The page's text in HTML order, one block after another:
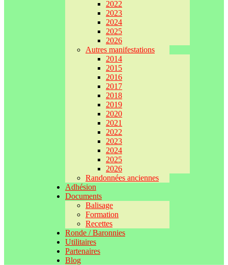
2022
2023
2024
2025
2026
Autres manifestations
2014
2015
2016
2017
2018
2019
2020
2021
2022
2023
2024
2025
2026
Randonnées anciennes
Adhésion
Documents
Balisage
Formation
Recettes
Ronde / Baronnies
Utilitaires
Partenaires
Blog